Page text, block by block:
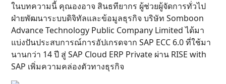
ในบทความนี้ คุณองอาจ สินธทียากร ผู้ช่วยผู้จัดการทั่วไป
ฝ่ายพัฒนาระบบดิจิทัลและข้อมูลธุรกิจ บริษัท Somboon
Advance Technology Public Company Limited ได้มา
แบ่งปันประสบการณ์การอัปเกรดจาก SAP ECC 6.0 ที่ใช้มา
นานกว่า 14 ปี สู่ SAP Cloud ERP Private ผ่าน RISE with
SAP เพิ่มความคล่องตัวทางธุรกิจ